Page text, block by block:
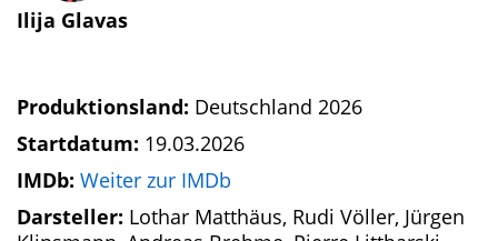
Ilija Glavas
Produktionsland: Deutschland 2026
Startdatum: 19.03.2026
IMDb: Weiter zur IMDb
Darsteller: Lothar Matthäus, Rudi Völler, Jürgen